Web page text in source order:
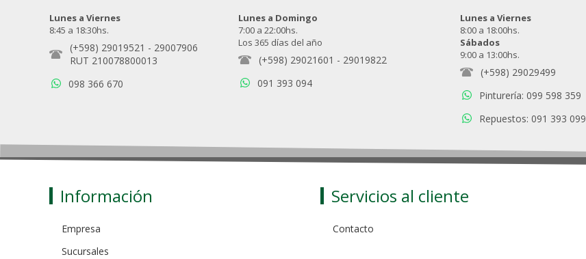
Lunes a Viernes
8:45 a 18:30hs.
(+598) 29019521 - 29007906
RUT 210078800013
098 366 670
Lunes a Domingo
7:00 a 22:00hs.
Los 365 días del año
(+598) 29021601 - 29019822
091 393 094
Lunes a Viernes
8:00 a 18:00hs.
Sábados
9:00 a 13:00hs.
(+598) 29029499
Pinturería: 099 598 359
Repuestos: 091 393 099
Información
Empresa
Sucursales
Servicios al cliente
Contacto